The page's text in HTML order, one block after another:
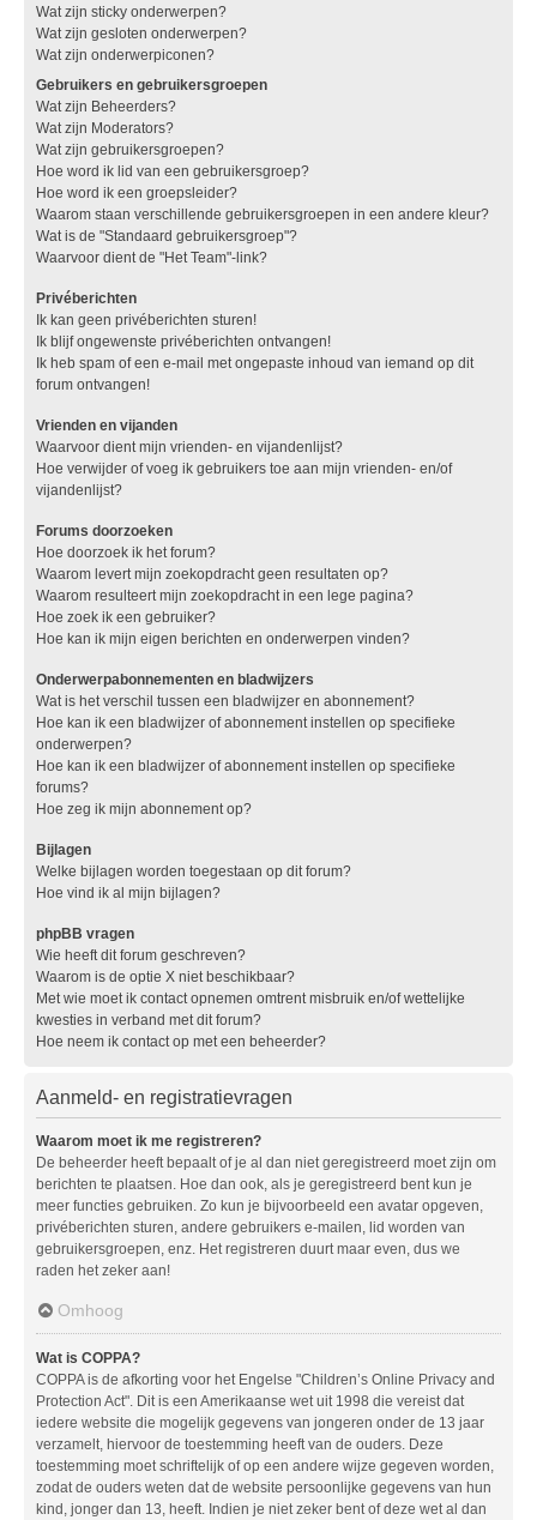
Wat zijn sticky onderwerpen?
Wat zijn gesloten onderwerpen?
Wat zijn onderwerpiconen?
Gebruikers en gebruikersgroepen
Wat zijn Beheerders?
Wat zijn Moderators?
Wat zijn gebruikersgroepen?
Hoe word ik lid van een gebruikersgroep?
Hoe word ik een groepsleider?
Waarom staan verschillende gebruikersgroepen in een andere kleur?
Wat is de "Standaard gebruikersgroep"?
Waarvoor dient de "Het Team"-link?
Privéberichten
Ik kan geen privéberichten sturen!
Ik blijf ongewenste privéberichten ontvangen!
Ik heb spam of een e-mail met ongepaste inhoud van iemand op dit
forum ontvangen!
Vrienden en vijanden
Waarvoor dient mijn vrienden- en vijandenlijst?
Hoe verwijder of voeg ik gebruikers toe aan mijn vrienden- en/of
vijandenlijst?
Forums doorzoeken
Hoe doorzoek ik het forum?
Waarom levert mijn zoekopdracht geen resultaten op?
Waarom resulteert mijn zoekopdracht in een lege pagina?
Hoe zoek ik een gebruiker?
Hoe kan ik mijn eigen berichten en onderwerpen vinden?
Onderwerpabonnementen en bladwijzers
Wat is het verschil tussen een bladwijzer en abonnement?
Hoe kan ik een bladwijzer of abonnement instellen op specifieke
onderwerpen?
Hoe kan ik een bladwijzer of abonnement instellen op specifieke
forums?
Hoe zeg ik mijn abonnement op?
Bijlagen
Welke bijlagen worden toegestaan op dit forum?
Hoe vind ik al mijn bijlagen?
phpBB vragen
Wie heeft dit forum geschreven?
Waarom is de optie X niet beschikbaar?
Met wie moet ik contact opnemen omtrent misbruik en/of wettelijke
kwesties in verband met dit forum?
Hoe neem ik contact op met een beheerder?
Aanmeld- en registratievragen
Waarom moet ik me registreren?
De beheerder heeft bepaalt of je al dan niet geregistreerd moet zijn om
berichten te plaatsen. Hoe dan ook, als je geregistreerd bent kun je
meer functies gebruiken. Zo kun je bijvoorbeeld een avatar opgeven,
privéberichten sturen, andere gebruikers e-mailen, lid worden van
gebruikersgroepen, enz. Het registreren duurt maar even, dus we
raden het zeker aan!
Omhoog
Wat is COPPA?
COPPA is de afkorting voor het Engelse "Children’s Online Privacy and
Protection Act". Dit is een Amerikaanse wet uit 1998 die vereist dat
iedere website die mogelijk gegevens van jongeren onder de 13 jaar
verzamelt, hiervoor de toestemming heeft van de ouders. Deze
toestemming moet schriftelijk of op een andere wijze gegeven worden,
zodat de ouders weten dat de website persoonlijke gegevens van hun
kind, jonger dan 13, heeft. Indien je niet zeker bent of deze wet al dan